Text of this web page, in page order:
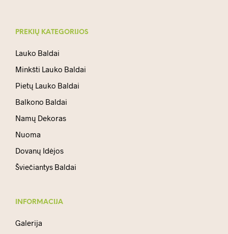
PREKIŲ KATEGORIJOS
Lauko Baldai
Minkšti Lauko Baldai
Pietų Lauko Baldai
Balkono Baldai
Namų Dekoras
Nuoma
Dovanų Idėjos
Šviečiantys Baldai
INFORMACIJA
Galerija